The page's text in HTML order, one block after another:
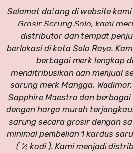
Selamat datang di website
Grosir Sarung Solo, kami
distributor dan tempat
berlokasi di kota Solo Raya.
berbagai merk lengkap
menditribusikan dan menjual
sarung merk Mangga,
Sapphire Maestro dan
dengan harga murah
sarung secara grosir dengan
minimal pembelian 1 kardus
( ½ kodi ). Kami menjadi